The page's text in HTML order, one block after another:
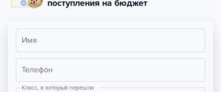
поступления на бюджет
Имя
Телефон
Класс, в который перешли